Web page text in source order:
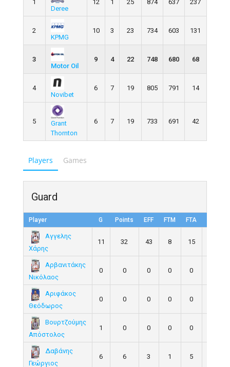
1
Deree
12 1 25 874 637 237
2
KPMG
10 3 23 734 603 131
3
Motor Oil
9 4 22 748 680 68
4
Novibet
6 7 19 805 791 14
5
Grant
Thornton
6 7 19 733 691 42
Players Games
Guard
Player G Points EFF FTM FTA
Αγγελης
Χάρης
11 32 43 8 15
Αρβανιτάκης
Νικόλαος
0 0 0 0 0
Αριφάκος
Θεόδωρος
0 0 0 0 0
Βουρτζούμης
Απόστολος
1 0 0 0 0
Δαβάνης
Γεώργιος
6 6 3 1 5